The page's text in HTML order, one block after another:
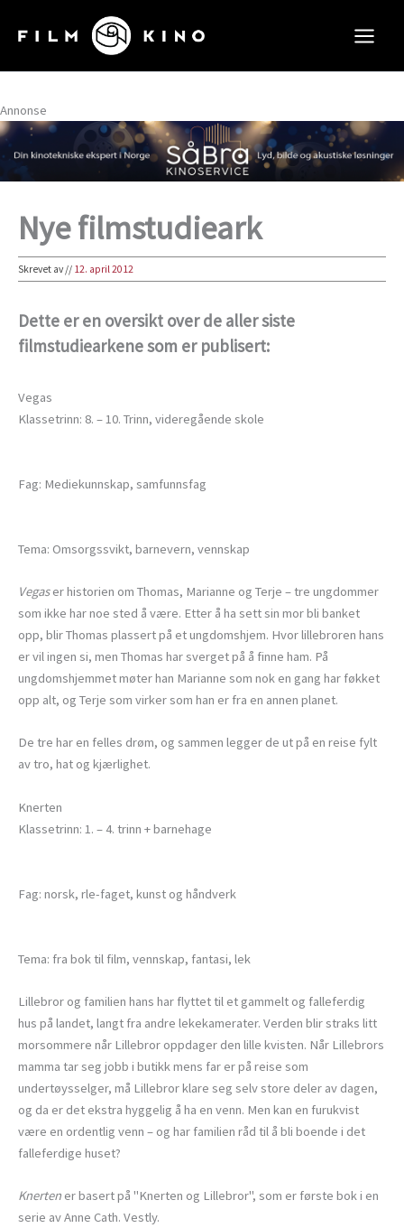
rett
innholdet
Annonse
Nye filmstudieark
Skrevet av// 12. april 2012
Dette er en oversikt over de aller siste
filmstudiearkene som er publisert:
Vegas
Klassetrinn: 8. – 10. Trinn, videregående skole
Fag: Mediekunnskap, samfunnsfag
Tema: Omsorgssvikt, barnevern, vennskap
Vegaser historien om Thomas, Marianne og Terje – tre ungdommer
som ikke har noe sted å være. Etter å ha sett sin mor bli banket
opp, blir Thomas plassert på et ungdomshjem. Hvor lillebroren hans
er vil ingen si, men Thomas har sverget på å finne ham. På
ungdomshjemmet møter han Marianne som nok en gang har føkket
opp alt, og Terje som virker som han er fra en annen planet.
De tre har en felles drøm, og sammen legger de ut på en reise fylt
av tro, hat og kjærlighet.
Knerten
Klassetrinn: 1. – 4. trinn + barnehage
Fag: norsk, rle-faget, kunst og håndverk
Tema: fra bok til film, vennskap, fantasi, lek
Lillebror og familien hans har flyttet til et gammelt og falleferdig
hus på landet, langt fra andre lekekamerater. Verden blir straks litt
morsommere når Lillebror oppdager den lille kvisten. Når Lillebrors
mamma tar seg jobb i butikk mens far er på reise som
undertøysselger, må Lillebror klare seg selv store deler av dagen,
og da er det ekstra hyggelig å ha en venn. Men kan en furukvist
være en ordentlig venn – og har familien råd til å bli boende i det
falleferdige huset?
Knerten er basert på "Knerten og Lillebror", som er første bok i en
serie av Anne Cath. Vestly.